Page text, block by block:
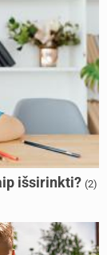
išsirinkti? (2)